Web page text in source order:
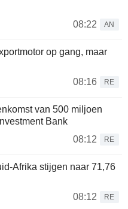
08:22
AN
op gang, maar
08:16
RE
van 500 miljoen
Bank
08:12
RE
Afrika stijgen naar 71,76
08:12
RE